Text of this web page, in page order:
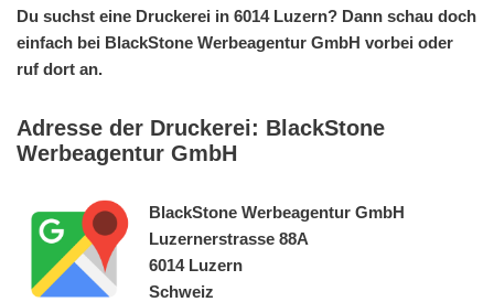
Du suchst eine Druckerei in 6014 Luzern? Dann schau doch
einfach bei BlackStone Werbeagentur GmbH vorbei oder
ruf dort an.
Adresse der Druckerei: BlackStone
Werbeagentur GmbH
BlackStone Werbeagentur GmbH
Luzernerstrasse 88A
6014 Luzern
Schweiz